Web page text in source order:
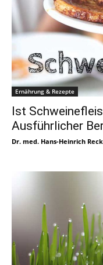
Ernährung & Rezepte
Ist
Ausführlicher
Dr. med. Hans-Heinrich